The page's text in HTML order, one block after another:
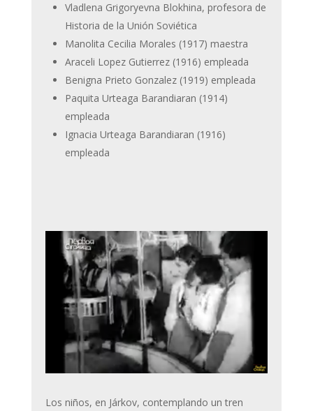
Vladlena Grigoryevna Blokhina, profesora de
Historia de la Unión Soviética
Manolita Cecilia Morales (1917) maestra
Araceli Lopez Gutierrez (1916) empleada
Benigna Prieto Gonzalez (1919) empleada
Paquita Urteaga Barandiaran (1914)
empleada
Ignacia Urteaga Barandiaran (1916)
empleada
Los niños, en Járkov, contemplando un tren